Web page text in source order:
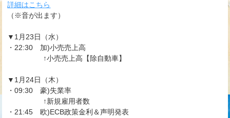
詳細はこちら
（※音が出ます）
▼1月23日（水）
・22:30 加)小売売上高
↑小売売上高【除自動車】
▼1月24日（木）
・09:30 豪)失業率
↑新規雇用者数
・21:45 欧)ECB政策金利＆声明発表